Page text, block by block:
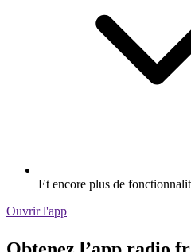
Et encore plus de
Ouvrir l'app